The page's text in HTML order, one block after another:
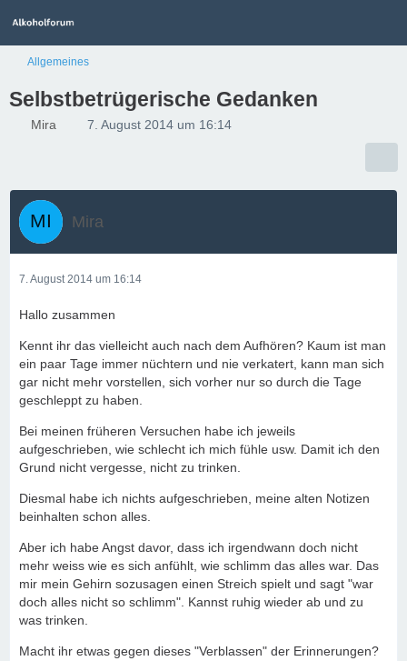
Allgemeines
Selbstbetrügerische Gedanken
Mira 7. August 2014 um 16:14
Mira
7. August 2014 um 16:14
Hallo zusammen
Kennt ihr das vielleicht auch nach dem Aufhören? Kaum ist man
ein paar Tage immer nüchtern und nie verkatert, kann man sich
gar nicht mehr vorstellen, sich vorher nur so durch die Tage
geschleppt zu haben.
Bei meinen früheren Versuchen habe ich jeweils
aufgeschrieben, wie schlecht ich mich fühle usw. Damit ich den
Grund nicht vergesse, nicht zu trinken.
Diesmal habe ich nichts aufgeschrieben, meine alten Notizen
beinhalten schon alles.
Aber ich habe Angst davor, dass ich irgendwann doch nicht
mehr weiss wie es sich anfühlt, wie schlimm das alles war. Das
mir mein Gehirn sozusagen einen Streich spielt und sagt "war
doch alles nicht so schlimm". Kannst ruhig wieder ab und zu
was trinken.
Macht ihr etwas gegen dieses "Verblassen" der Erinnerungen?